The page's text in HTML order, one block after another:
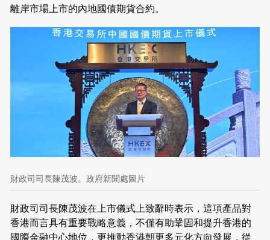
離岸市場上市的內地國債期貨合約。
財政司司長陳茂波。政府新聞處圖片
財政司司長陳茂波在上市儀式上致辭時表示，這項產品對
香港而言具有重要戰略意義，不僅有助鞏固和提升香港的
國際金融中心地位，更推動香港朝更多元化方向發展，從